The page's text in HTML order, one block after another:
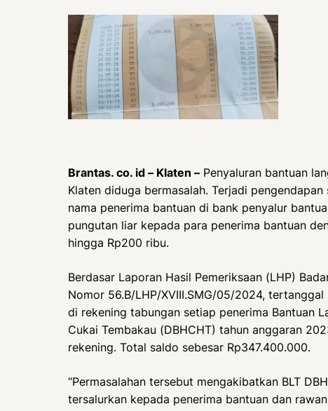
Brantas. co. id – Klaten – Penyaluran bantuan
Klaten diduga bermasalah. Terjadi
nama penerima bantuan di bank penyalur
pungutan liar kepada para penerima bantuan
hingga Rp200 ribu.
Berdasar Laporan Hasil Pemeriksaan (LHP)
Nomor 56.B/LHP/XVIII.SMG/05/2024,
di rekening tabungan setiap penerima Bantuan
Cukai Tembakau (DBHCHT) tahun anggaran
rekening. Total saldo sebesar Rp347.400.000.
“Permasalahan tersebut mengakibatkan BLT
tersalurkan kepada penerima bantuan dan